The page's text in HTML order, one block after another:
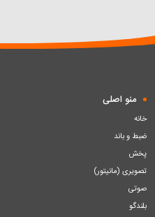
منو اصلی
خانه
ضبط و باند
پخش
تصویری (مانیتور)
صوتی
بلندگو